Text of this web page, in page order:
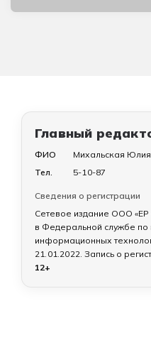
Главный
ФИО
Михальская
Тел.
5-10-87
Сведения о регистрации
Сетевое издание ООО «ЕР
в Федеральной службе по
информационных
21.01.2022 . Запись о
12+